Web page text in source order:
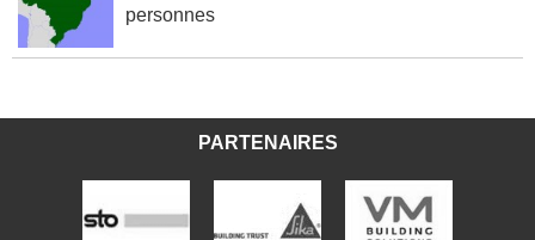
personnes
PARTENAIRES